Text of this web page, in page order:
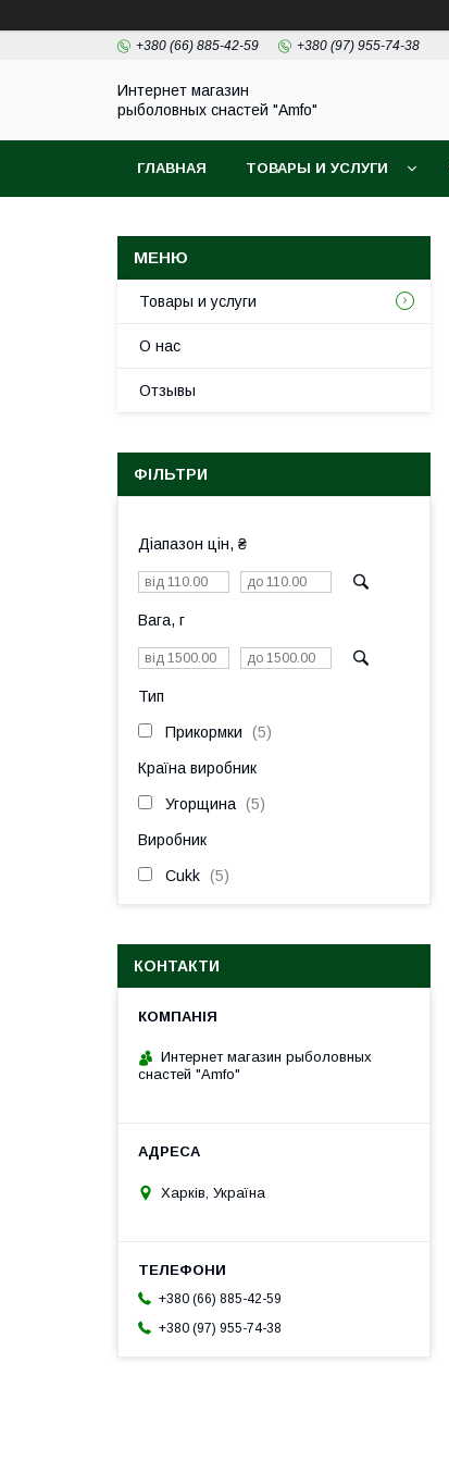
+380 (66) 885-42-59 +380 (97) 955-74-38
Интернет магазин
рыболовных снастей "Amfo"
ГЛАВНАЯ ТОВАРЫ И УСЛУГИ
Товары и услуги
О нас
Отзывы
ФІЛЬТРИ
Діапазон цін, ₴
Вага, г
Тип
Прикормки 5
Країна виробник
Угорщина 5
Виробник
Cukk 5
КОНТАКТИ
Интернет магазин рыболовных
снастей "Amfo"
Харків, Україна
+380 (66) 885-42-59
+380 (97) 955-74-38